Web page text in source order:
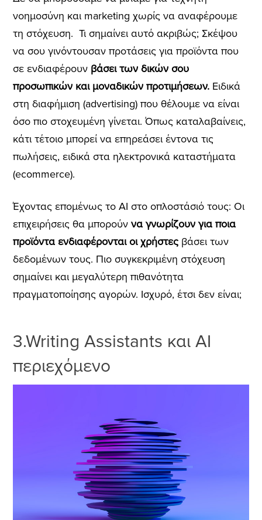
νοημοσύνη και marketing χωρίς να αναφέρουμε
τη στόχευση. Τι σημαίνει αυτό ακριβώς; Σκέψου
να σου γινόντουσαν προτάσεις για προϊόντα που
σε ενδιαφέρουν βάσει των δικών σου
προσωπικών και μοναδικών προτιμήσεων. Ειδικά
στη διαφήμιση (advertising) που θέλουμε να είναι
όσο πιο στοχευμένη γίνεται. Όπως καταλαβαίνεις,
κάτι τέτοιο μπορεί να επηρεάσει έντονα τις
πωλήσεις, ειδικά στα ηλεκτρονικά καταστήματα
(ecommerce).
Έχοντας επομένως το AI στο οπλοστάσιό τους: Οι
επιχειρήσεις θα μπορούν να γνωρίζουν για ποια
προϊόντα ενδιαφέρονται οι χρήστεςβάσει των
δεδομένων τους. Πιο συγκεκριμένη στόχευση
σημαίνει και μεγαλύτερη πιθανότητα
πραγματοποίησης αγορών. Ισχυρό, έτσι δεν είναι;
3.Writing Assistants και AI
περιεχόμενο